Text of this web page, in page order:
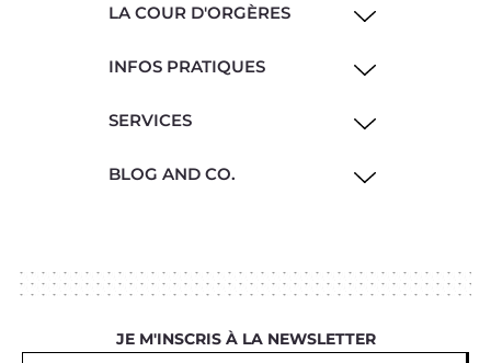
LA COUR D'ORGÈRES
INFOS PRATIQUES
SERVICES
BLOG AND CO.
JE M'INSCRIS À LA NEWSLETTER